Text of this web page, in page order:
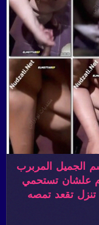
الجميل المربرب
علشان تستحمي
تقعد تمصه